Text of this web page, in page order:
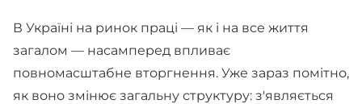
В Україні на ринок праці — як і на все життя
загалом — насамперед впливає
повномасштабне вторгнення. Уже зараз помітно,
як воно змінює загальну структуру: з'являється